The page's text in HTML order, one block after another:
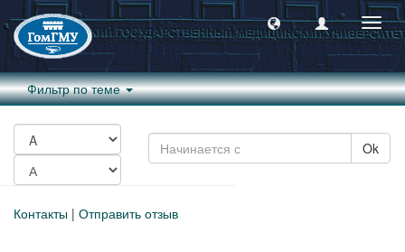
Фильтр по теме
Ok
Контакты | Отправить отзыв